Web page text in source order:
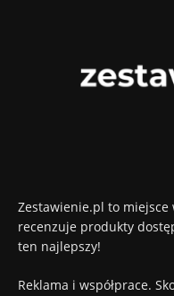
Zestawienie.pl to miejsce
recenzuje produkty
ten najlepszy!
Reklama i współprace.